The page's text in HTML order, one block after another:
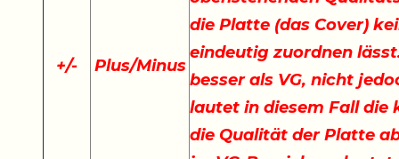
+/- Plus/Minus
die Platte (das Cover)
eindeutig zuordnen
besser als VG, nicht
lautet in diesem Fall die
die Qualität der Platte